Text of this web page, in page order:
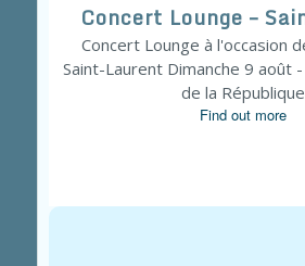
Concert Lounge –
Concert Lounge à l'occasion
Saint-Laurent Dimanche 9 août
de la République
Find out more